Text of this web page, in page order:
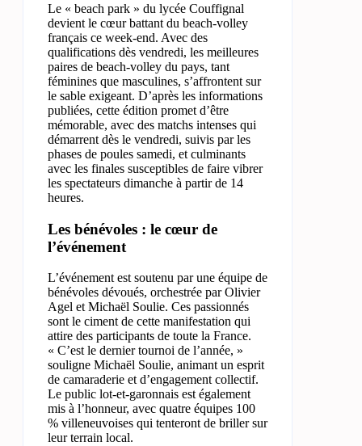
Le « beach park » du lycée Couffignal
devient le cœur battant du beach-volley
français ce week-end. Avec des
qualifications dès vendredi, les meilleures
paires de beach-volley du pays, tant
féminines que masculines, s’affrontent sur
le sable exigeant. D’après les informations
publiées, cette édition promet d’être
mémorable, avec des matchs intenses qui
démarrent dès le vendredi, suivis par les
phases de poules samedi, et culminants
avec les finales susceptibles de faire vibrer
les spectateurs dimanche à partir de 14
heures.
Les bénévoles : le cœur de
l’événement
L’événement est soutenu par une équipe de
bénévoles dévoués, orchestrée par Olivier
Agel et Michaël Soulie. Ces passionnés
sont le ciment de cette manifestation qui
attire des participants de toute la France.
« C’est le dernier tournoi de l’année, »
souligne Michaël Soulie, animant un esprit
de camaraderie et d’engagement collectif.
Le public lot-et-garonnais est également
mis à l’honneur, avec quatre équipes 100
% villeneuvoises qui tenteront de briller sur
leur terrain local.